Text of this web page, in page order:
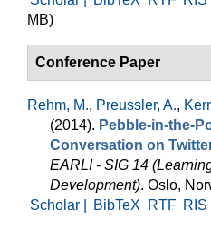
MB)
Conference Paper
Rehm, M., Preussler, A.,
(2014). Pebble-in-the-
Conversation on
EARLI - SIG 14
Development). Oslo,
Scholar |
BibTeX RTF RIS